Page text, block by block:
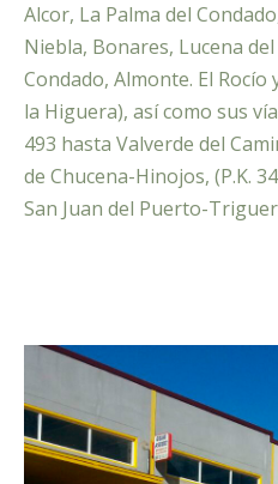
Alcor, La Palma del
Niebla, Bonares, Lucena
Condado, Almonte. El
la Higuera), así como sus
493 hasta Valverde del
de Chucena-Hinojos, (P.K.
San Juan del Puerto-